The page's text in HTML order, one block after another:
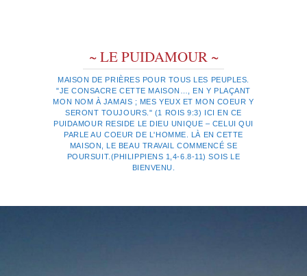
~ LE PUIDAMOUR ~
MAISON DE PRIÈRES POUR TOUS LES PEUPLES.
"JE CONSACRE CETTE MAISON…, EN Y PLAÇANT
MON NOM À JAMAIS ; MES YEUX ET MON COEUR Y
SERONT TOUJOURS." (1 ROIS 9:3) ICI EN CE
PUIDAMOUR RESIDE LE DIEU UNIQUE – CELUI QUI
PARLE AU COEUR DE L'HOMME. LÀ EN CETTE
MAISON, LE BEAU TRAVAIL COMMENCÉ SE
POURSUIT.(PHILIPPIENS 1,4-6.8-11) SOIS LE
BIENVENU.